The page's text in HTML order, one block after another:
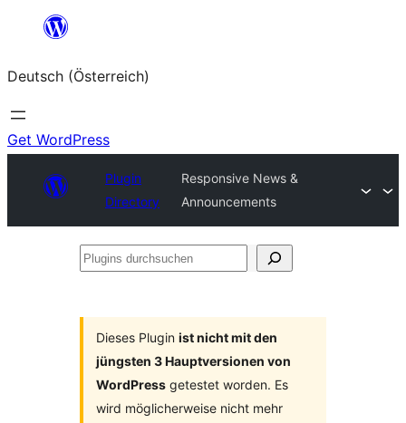
springen
Deutsch (Österreich)
Get WordPress
Plugin
Directory
Responsive News &
Announcements
Plugins
Dieses Plugin ist nicht mit den
jüngsten 3 Hauptversionen von
WordPress getestet worden. Es
wird möglicherweise nicht mehr